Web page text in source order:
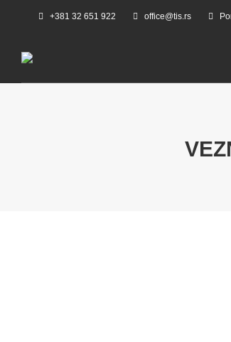
+381 32 651 922 office@tis.rs